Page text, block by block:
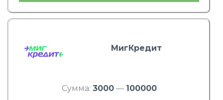
МигКредит
Сумма: 3000— 100000